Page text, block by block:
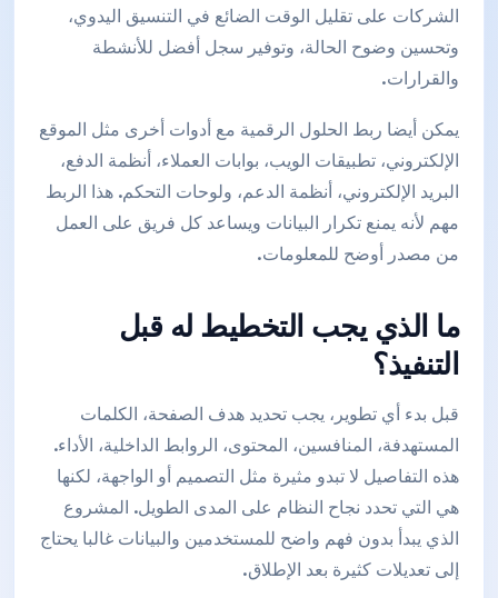
الشركات على تقليل الوقت الضائع في التنسيق اليدوي،
وتحسين وضوح الحالة، وتوفير سجل أفضل للأنشطة
والقرارات.
يمكن أيضا ربط الحلول الرقمية مع أدوات أخرى مثل الموقع
الإلكتروني، تطبيقات الويب، بوابات العملاء، أنظمة الدفع،
البريد الإلكتروني، أنظمة الدعم، ولوحات التحكم. هذا الربط
مهم لأنه يمنع تكرار البيانات ويساعد كل فريق على العمل
من مصدر أوضح للمعلومات.
ما الذي يجب التخطيط له قبل
التنفيذ؟
قبل بدء أي تطوير، يجب تحديد هدف الصفحة، الكلمات
المستهدفة، المنافسين، المحتوى، الروابط الداخلية، الأداء.
هذه التفاصيل لا تبدو مثيرة مثل التصميم أو الواجهة، لكنها
هي التي تحدد نجاح النظام على المدى الطويل. المشروع
الذي يبدأ بدون فهم واضح للمستخدمين والبيانات غالبا يحتاج
إلى تعديلات كثيرة بعد الإطلاق.